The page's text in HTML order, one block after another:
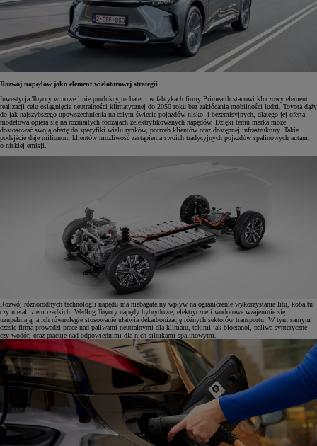
Rozwój napędów jako element wielotorowej strategii
Inwestycja Toyoty w nowe linie produkcyjne baterii w fabrykach firmy Primearth stanowi kluczowy element
realizacji celu osiągnięcia neutralności klimatycznej do 2050 roku bez zakłócania mobilności ludzi. Toyota dąży
do jak najszybszego upowszechnienia na całym świecie pojazdów nisko- i bezemisyjnych, dlatego jej oferta
modelowa opiera się na rozmaitych rodzajach zelektryfikowanych napędów. Dzięki temu marka może
dostosować swoją ofertę do specyfiki wielu rynków, potrzeb klientów oraz dostępnej infrastruktury. Takie
podejście daje milionom klientów możliwość zastąpienia swoich tradycyjnych pojazdów spalinowych autami
o niskiej emisji.
Rozwój różnorodnych technologii napędu ma niebagatelny wpływ na ograniczenie wykorzystania litu, kobaltu
czy metali ziem rzadkich. Według Toyoty napędy hybrydowe, elektryczne i wodorowe wzajemnie się
uzupełniają, a ich równoległe stosowanie ułatwia dekarbonizację różnych sektorów transportu. W tym samym
czasie firma prowadzi prace nad paliwami neutralnymi dla klimatu, takimi jak bioetanol, paliwa syntetyczne
czy wodór, oraz pracuje nad odpowiednimi dla nich silnikami spalinowymi.